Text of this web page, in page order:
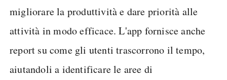
migliorare la produttività e dare priorità alle
attività in modo efficace. L'app fornisce anche
report su come gli utenti trascorrono il tempo,
aiutandoli a identificare le aree di